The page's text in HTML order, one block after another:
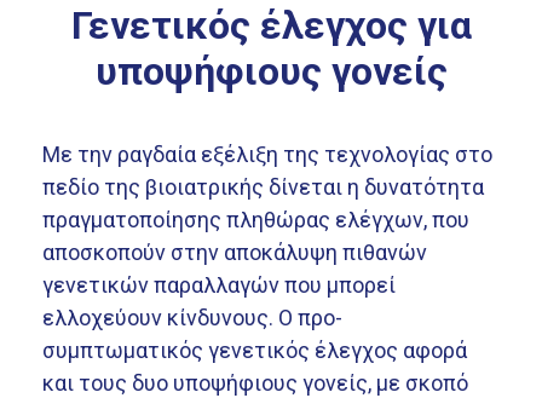
Γενετικός έλεγχος για
υποψήφιους γονείς
Με την ραγδαία εξέλιξη της τεχνολογίας στο
πεδίο της βιοιατρικής δίνεται η δυνατότητα
πραγματοποίησης πληθώρας ελέγχων, που
αποσκοπούν στην αποκάλυψη πιθανών
γενετικών παραλλαγών που μπορεί
ελλοχεύουν κίνδυνους. Ο προ-
συμπτωματικός γενετικός έλεγχος αφορά
και τους δυο υποψήφιους γονείς, με σκοπό